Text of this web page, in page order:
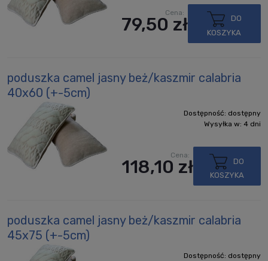
Cena:
79,50 zł
DO
KOSZYKA
poduszka camel jasny beż/kaszmir calabria
40x60 (+-5cm)
Dostępność: dostępny
Wysyłka w: 4 dni
Cena:
118,10 zł
DO
KOSZYKA
poduszka camel jasny beż/kaszmir calabria
45x75 (+-5cm)
Dostępność: dostępny